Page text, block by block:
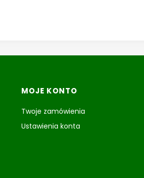
MOJE KONTO
Twoje zamówienia
Ustawienia konta